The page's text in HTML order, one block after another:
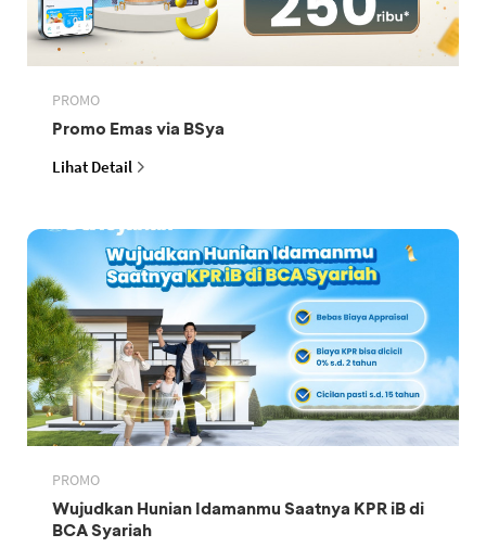
PROMO
Promo Emas via BSya
Lihat Detail
PROMO
Wujudkan Hunian Idamanmu Saatnya KPR iB di
BCA Syariah